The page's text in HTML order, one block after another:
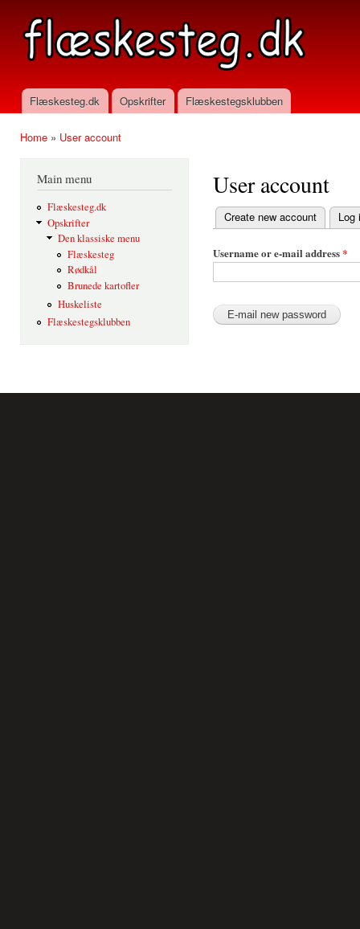
flaeskesteg.dk
Main menu
Flæskesteg.dk Opskrifter Flæskestegsklubben
Home » User account
Main menu
Flæskesteg.dk
Opskrifter
Den klassiske menu
Flæskesteg
Rødkål
Brunede kartofler
Huskeliste
Flæskestegsklubben
User account
Primary tabs
Create new account Log
Username or e-mail address*